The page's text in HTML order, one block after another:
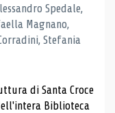
Spedale,
Magnano,
Stefania
di Santa Croce
Biblioteca